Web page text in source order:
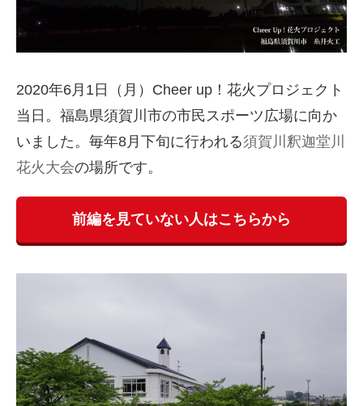
2020年6月1日（月）Cheer up！花火プロジェクト
当日。福島県須賀川市の市民スポーツ広場に向か
いました。毎年8月下旬に行われる須賀川釈迦堂川
花火大会の場所です。
前編を見ていない人はこちらから